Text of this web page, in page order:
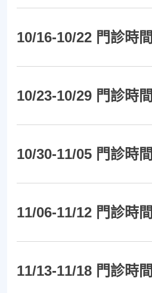
10/16-10/22 門診時間
10/23-10/29 門診時間
10/30-11/05 門診時間
11/06-11/12 門診時間
11/13-11/18 門診時間